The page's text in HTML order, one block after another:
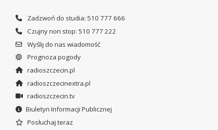
Zadzwoń do studia: 510 777 666
Czujny non stop: 510 777 222
Wyślij do nas wiadomość
Prognoza pogody
radioszczecin.pl
radioszczecinextra.pl
radioszczecin.tv
Biuletyn Informacji Publicznej
Posłuchaj teraz